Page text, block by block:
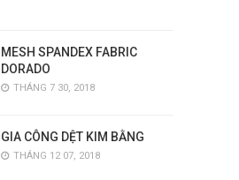
MESH SPANDEX FABRIC
DORADO
THÁNG 7 30, 2018
GIA CÔNG DỆT KIM BẰNG
THÁNG 12 07, 2018